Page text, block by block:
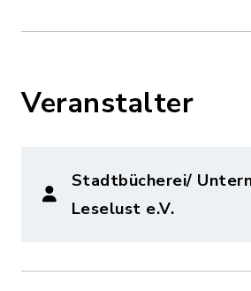
Veranstalter
Stadtbücherei/
Leselust e.V.